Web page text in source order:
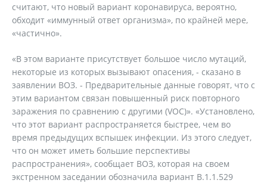
считают, что новый вариант коронавируса, вероятно,
обходит «иммунный ответ организма», по крайней мере,
«частично».
«В этом варианте присутствует большое число мутаций,
некоторые из которых вызывают опасения, - сказано в
заявлении ВОЗ. - Предварительные данные говорят, что с
этим вариантом связан повышенный риск повторного
заражения по сравнению с другими (VOC)». «Установлено,
что этот вариант распространяется быстрее, чем во
время предыдущих вспышек инфекции. Из этого следует,
что он может иметь большие перспективы
распространения», сообщает ВОЗ, которая на своем
экстренном заседании обозначила вариант B.1.1.529